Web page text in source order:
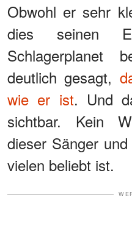
Obwohl er sehr
dies seinen
Schlagerplanet
deutlich gesagt,
wie er ist. Und
sichtbar. Kein
dieser Sänger
vielen beliebt ist.